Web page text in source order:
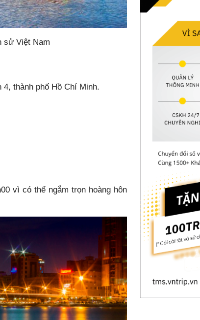
sử Việt Nam
thành phố Hồ Chí Minh.
vì có thể ngắm trọn hoàng hôn